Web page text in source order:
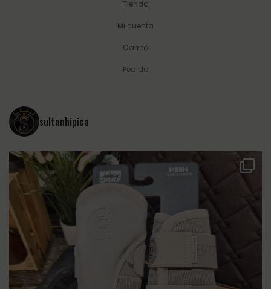
Tienda
Mi cuenta
Carrito
Pedido
sultanhipica